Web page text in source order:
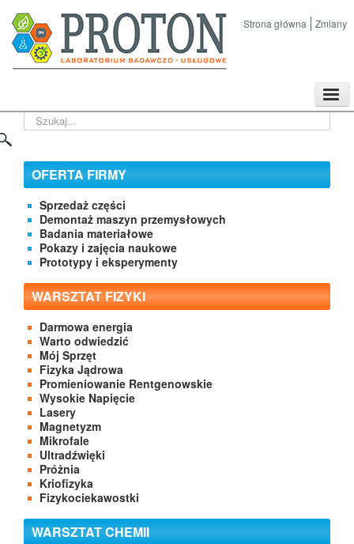
Strona główna Zmiany
Kontakt
Szukaj...
OFERTA FIRMY
Sprzedaż części
Demontaż maszyn przemysłowych
Badania materiałowe
Pokazy i zajęcia naukowe
Prototypy i eksperymenty
WARSZTAT FIZYKI
Darmowa energia
Warto odwiedzić
Mój Sprzęt
Fizyka Jądrowa
Promieniowanie Rentgenowskie
Wysokie Napięcie
Lasery
Magnetyzm
Mikrofale
Ultradźwięki
Próżnia
Kriofizyka
Fizykociekawostki
WARSZTAT CHEMII